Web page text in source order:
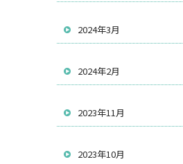
2024年3月
2024年2月
2023年11月
2023年10月